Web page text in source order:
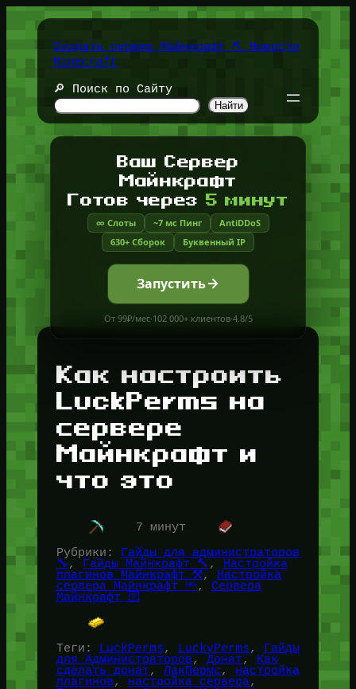
содержимомуСоздать сервер Майнкрафт ⛏️ Новости
Minecraft
🔎 Поиск по Сайту
Найти
Ваш Сервер
Майнкрафт
Готов через 5 минут
∞ Слоты ~7 мс Пинг
AntiDDoS
630+ Сборок
Буквенный IP
Запустить
От 99₽/мес·102 000+ клиентов·4.8/5
Как настроить
LuckPerms на
сервере
Майнкрафт и
что это
7 минут
Рубрики:
Гайды для администраторов
🔧 , Гайды Майнкрафт 🔨 ,
Настройка
плагинов Майнкрафт ⚒️,
Настройка
сервера Майнкрафт 🔦, Сервера
Майнкрафт 🛜
Теги: LuckPerms, LuckyPerms,
Гайды
для Администраторов, Донат,
Как
сделать донат, ЛакПермс, настройка
плагинов, настройка сервера